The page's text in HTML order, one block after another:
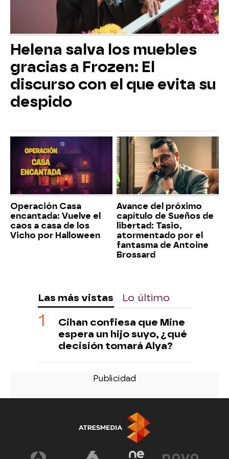
Helena salva los muebles
gracias a Frozen: El
discurso con el que evita su
despido
Operación Casa
encantada: Vuelve el
caos a casa de los
Vicho por Halloween
Avance del próximo
capítulo de Sueños de
libertad: Tasio,
atormentado por el
fantasma de Antoine
Brossard
Las más vistas Lo último
Cihan confiesa que Mine
espera un hijo suyo, ¿qué
decisión tomará Alya?